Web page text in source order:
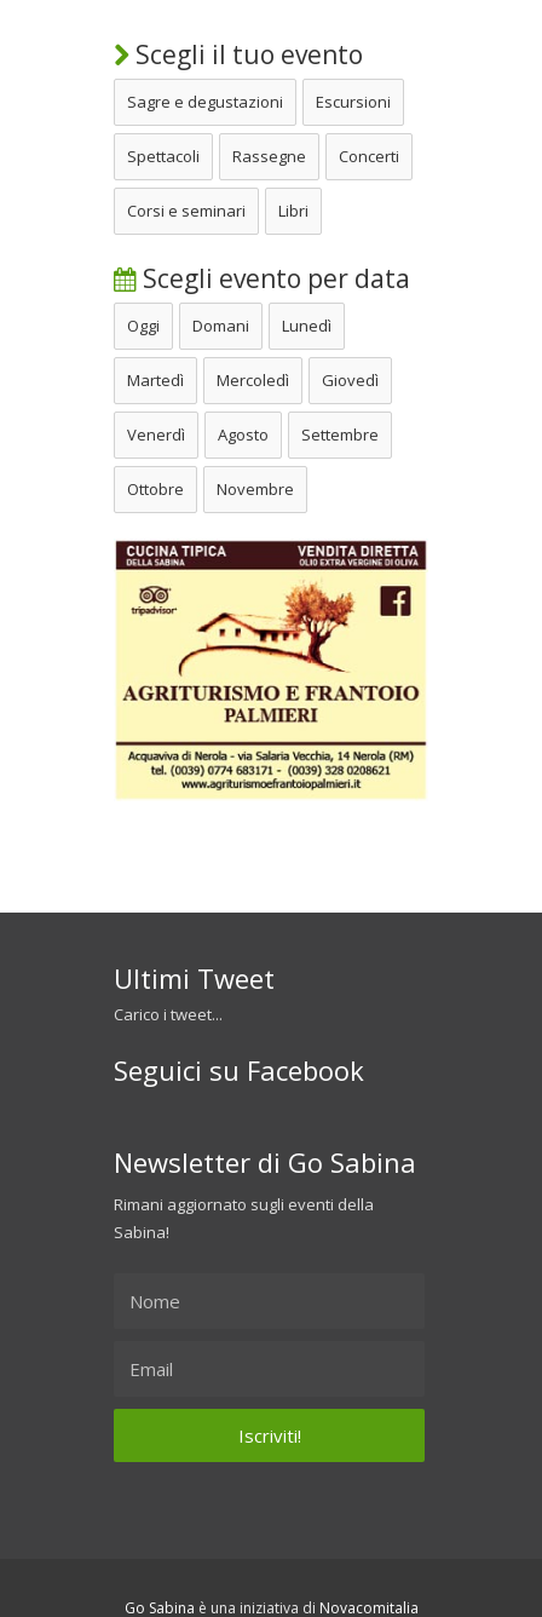
Scegli il tuo evento
Sagre e degustazioni Escursioni
Spettacoli Rassegne Concerti
Corsi e seminari Libri
Scegli evento per data
Oggi Domani Lunedì
Martedì Mercoledì Giovedì
Venerdì Agosto Settembre
Ottobre Novembre
Ultimi Tweet
Carico i tweet...
Seguici su Facebook
Newsletter di Go Sabina
Rimani aggiornato sugli eventi della
Sabina!
Go Sabina è una iniziativa di Novacomitalia